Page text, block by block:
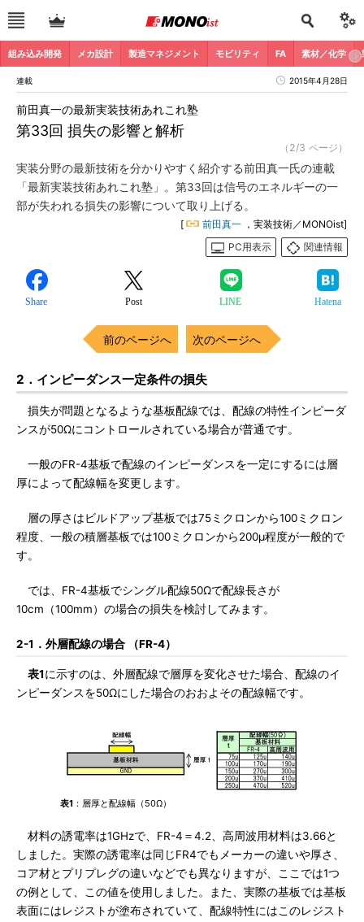
組み込み開発 メカ設計 製造マネジメント モビリティ FA 素材／化学
連載 2015年4月28日
第33回 損失の影響と解析
前田真一の最新実装技術あれこれ塾
（2/3 ページ）
実装分野の最新技術を分かりやすく紹介する前田真一氏の連載
「最新実装技術あれこれ塾」。第33回は信号のエネルギーの一
部が失われる損失の影響について取り上げる。
[ 前田真一 ，実装技術／MONOist]
PC用表示
関連情報
Share Post LINE Hatena
前のページへ 次のページへ
2．インピーダンス一定条件の損失
損失が問題となるような基板配線では、配線の特性インピーダ
ンスが50Ωにコントロールされている場合が普通です。
一般のFR-4基板で配線のインピーダンスを一定にするには層
厚によって配線幅を変更します。
層の厚さはビルドアップ基板では75ミクロンから100ミクロン
程度、一般の積層基板では100ミクロンから200μ程度が一般的で
す。
では、FR-4基板でシングル配線50Ωで配線長さが
10cm（100mm）の場合の損失を検討してみます。
2-1．外層配線の場合 （FR-4）
表1に示すのは、外層配線で層厚を変化させた場合、配線のイ
ンピーダンスを50Ωにした場合のおおよその配線幅です。
表1 ：層厚と配線幅（50Ω）
材料の誘電率は1GHzで、FR-4＝4.2、高周波用材料は3.66と
しました。実際の誘電率は同じFR4でもメーカーの違いや厚さ、
コア材とプリプレグの違いなどでも異なりますが、ここでは1つ
の例として、この値を使用しました。また、実際の基板では基板
表面にはレジストが塗布されていて、配線特性にはこのレジスト